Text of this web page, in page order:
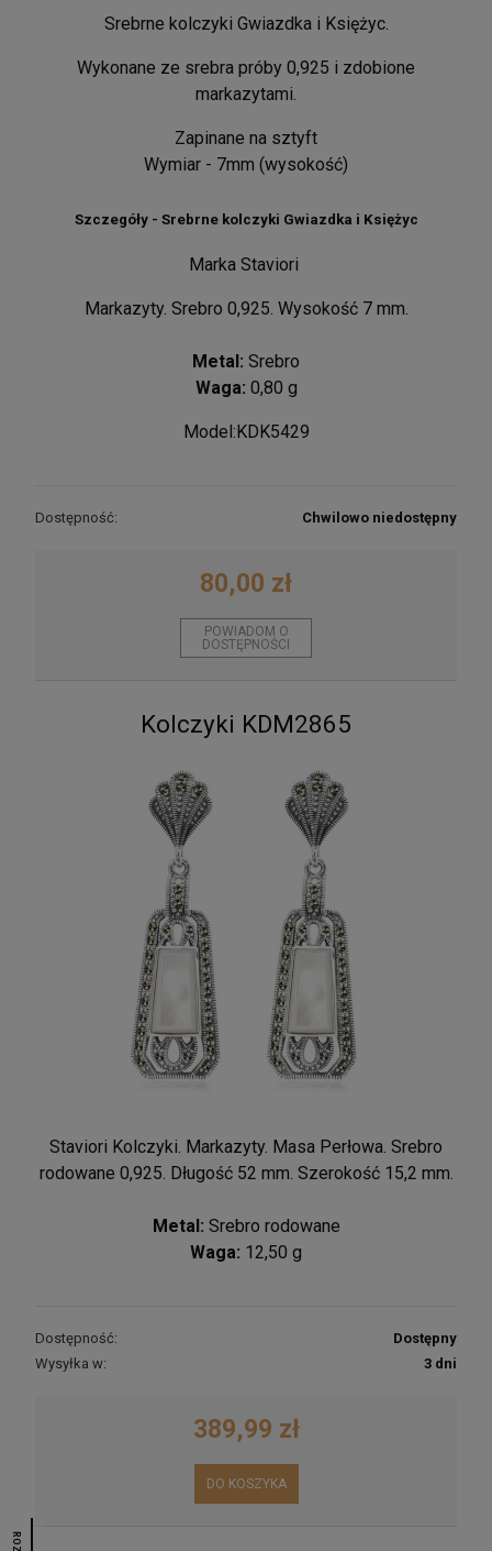
Srebrne kolczyki Gwiazdka i Księżyc.
Wykonane ze srebra próby 0,925 i zdobione
markazytami.
Zapinane na sztyft
Wymiar - 7mm (wysokość)
Szczegóły - Srebrne kolczyki Gwiazdka i Księżyc
Marka Staviori
Markazyty. Srebro 0,925. Wysokość 7 mm.
Metal: Srebro
Waga: 0,80 g
Model:KDK5429
Dostępność: Chwilowo niedostępny
80,00 zł
POWIADOM O
DOSTĘPNOŚCI
Kolczyki KDM2865
Staviori Kolczyki. Markazyty. Masa Perłowa. Srebro
rodowane 0,925. Długość 52 mm. Szerokość 15,2 mm.
Metal: Srebro rodowane
Waga: 12,50 g
Dostępność:
Dostępny
Wysyłka w:
3 dni
389,99 zł
DO KOSZYKA